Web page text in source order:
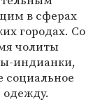
в сферах
городах. Со
чолиты
индианки,
социальное